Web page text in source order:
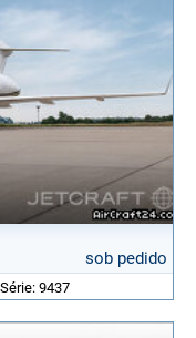
sob pedido
9437